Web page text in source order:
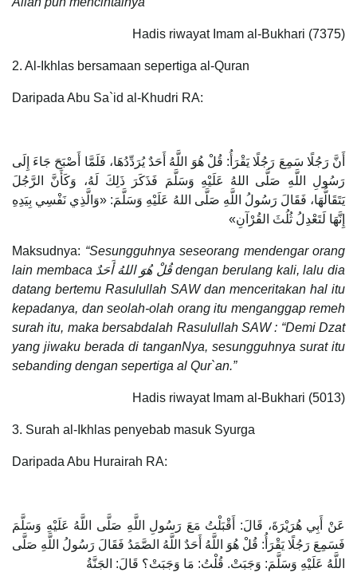
Hadis riwayat Imam al-Bukhari (7375)
2. Al-Ikhlas bersamaan sepertiga al-Quran
Daripada Abu Sa`id al-Khudri RA:
أَنَّ رَجُلًا سَمِعَ رَجُلًا يَقْرَأُ: قُلْ هُوَ اللَّهُ أَحَدٌ يُرَدِّدُهَا، فَلَمَّا أَصْبَحَ جَاءَ إِلَى
رَسُولِ اللَّهِ صَلَّى اللهُ عَلَيْهِ وَسَلَّمَ فَذَكَرَ ذَلِكَ لَهُ، وَكَأَنَّ الرَّجُلَ
يَتَقَالُّهَا، فَقَالَ رَسُولُ اللَّهِ صَلَّى اللهُ عَلَيْهِ وَسَلَّمَ: «وَالَّذِي نَفْسِي بِيَدِهِ
إِنَّهَا لَتَعْدِلُ ثُلُثَ القُرْآنِ»
Maksudnya: “Sesungguhnya seseorang mendengar orang
lain membaca قُلْ هُوَ اللهُ أَحَدٌ dengan berulang kali, lalu dia
datang bertemu Rasulullah SAW dan menceritakan hal itu
kepadanya, dan seolah-olah orang itu menganggap remeh
surah itu, maka bersabdalah Rasulullah SAW : “Demi Dzat
yang jiwaku berada di tanganNya, sesungguhnya surat itu
sebanding dengan sepertiga al Qur`an.”
Hadis riwayat Imam al-Bukhari (5013)
3. Surah al-Ikhlas penyebab masuk Syurga
Daripada Abu Hurairah RA:
عَنْ أَبِي هُرَيْرَةَ، قَالَ: أَقْبَلْتُ مَعَ رَسُولِ اللَّهِ صَلَّى اللَّهُ عَلَيْهِ وَسَلَّمَ
فَسَمِعَ رَجُلًا يَقْرَأُ: قُلْ هُوَ اللَّهُ أَحَدٌ اللَّهُ الصَّمَدُ فَقَالَ رَسُولُ اللَّهِ صَلَّى
اللَّهُ عَلَيْهِ وَسَلَّمَ: وَجَبَتْ. قُلْتُ: مَا وَجَبَتْ؟ قَالَ: الجَنَّةُ